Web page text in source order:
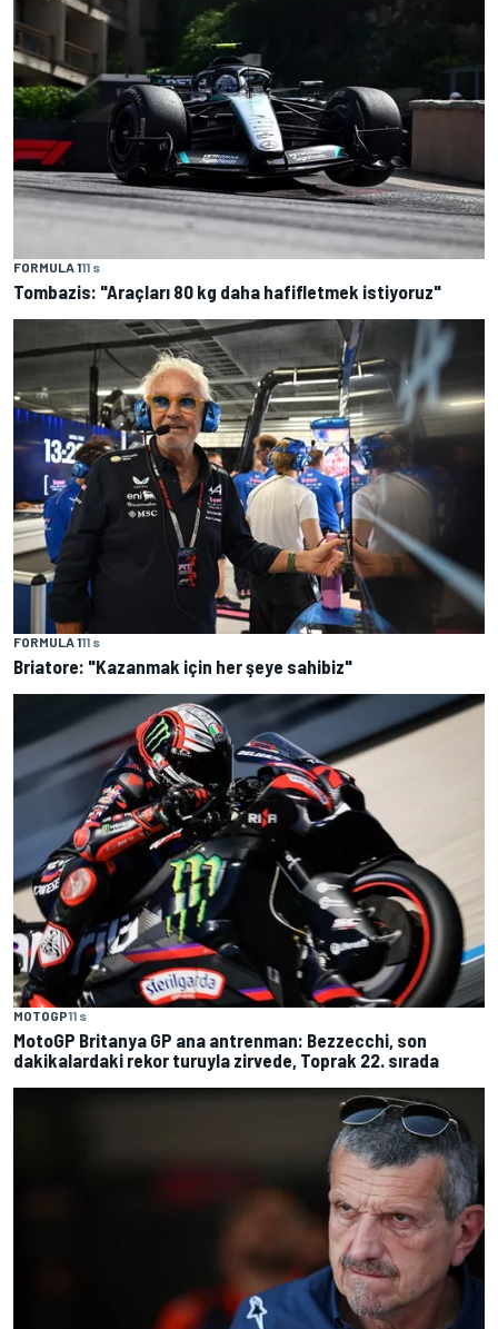
FORMULA 111 s
Tombazis: "Araçları 80 kg daha hafifletmek istiyoruz"
FORMULA 111 s
Briatore: "Kazanmak için her şeye sahibiz"
MOTOGP11 s
MotoGP Britanya GP ana antrenman: Bezzecchi, son
dakikalardaki rekor turuyla zirvede, Toprak 22. sırada